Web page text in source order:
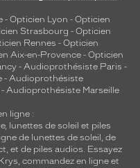
- Opticien Lyon - Opticien
Strasbourg - Opticien
Rennes - Opticien
Aix-en-Provence - Opticien
- Audioprothésiste Paris -
- Audioprothésiste
- Audioprothésiste Marseille
ligne :
, lunettes de soleil et piles
de lunettes de soleil, de
, et de piles audios. Essayez
commandez en ligne et